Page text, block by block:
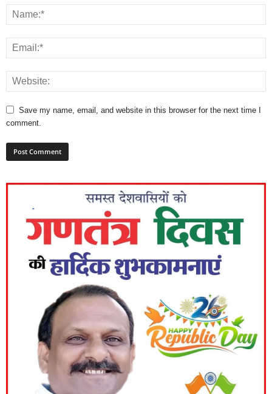
Save my name, email, and website in this browser for the next time I
comment.